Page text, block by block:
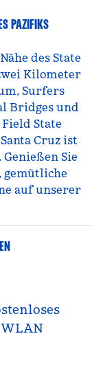
PAZIFIKS
des State
Kilometer
Surfers
Bridges und
State
Cruz ist
Sie
gemütliche
auf unserer
WLAN